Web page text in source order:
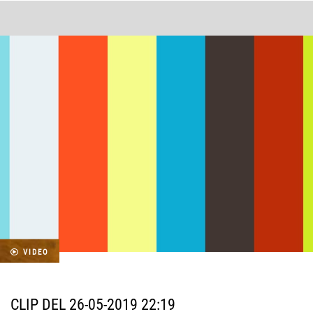
VIDEO
CLIP DEL 26-05-2019 22:19